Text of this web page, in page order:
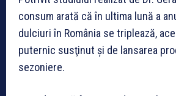
consum arată că în ultima lună a
dulciuri în România se triplează,
puternic susţinut şi de lansarea
sezoniere.